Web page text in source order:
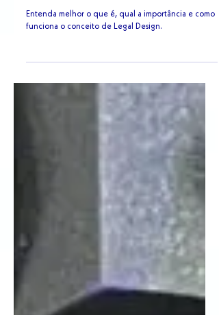
Direito: serviços jurídicos mais claros,
intuitivos e eficazes
funciona o conceito de Legal Design.